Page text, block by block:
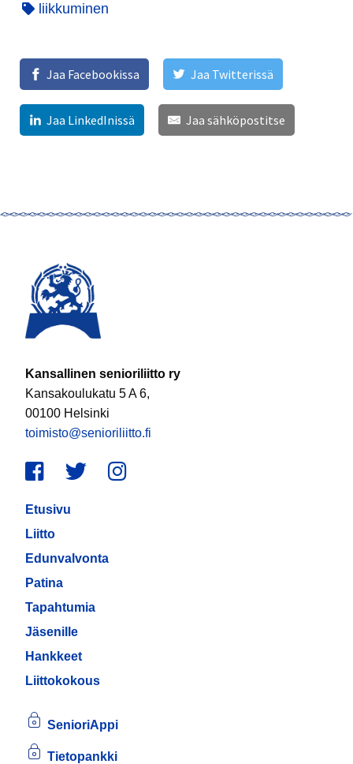
liikkuminen
Jaa Facebookissa Jaa Twitterissä
Jaa LinkedInissä Jaa sähköpostitse
Kansallinen senioriliitto ry
Kansakoulukatu 5 A 6,
00100 Helsinki
toimisto@senioriliitto.fi
Facebook
TwitterInstagram
Etusivu
Liitto
Edunvalvonta
Patina
Tapahtumia
Jäsenille
Hankkeet
Liittokokous
SenioriAppi
Tietopankki